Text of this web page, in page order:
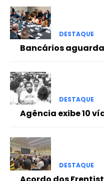
DESTAQUE
Bancários
DESTAQUE
Agência exibe 10
DESTAQUE